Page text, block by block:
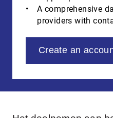
A comprehensive
providers with
Create an